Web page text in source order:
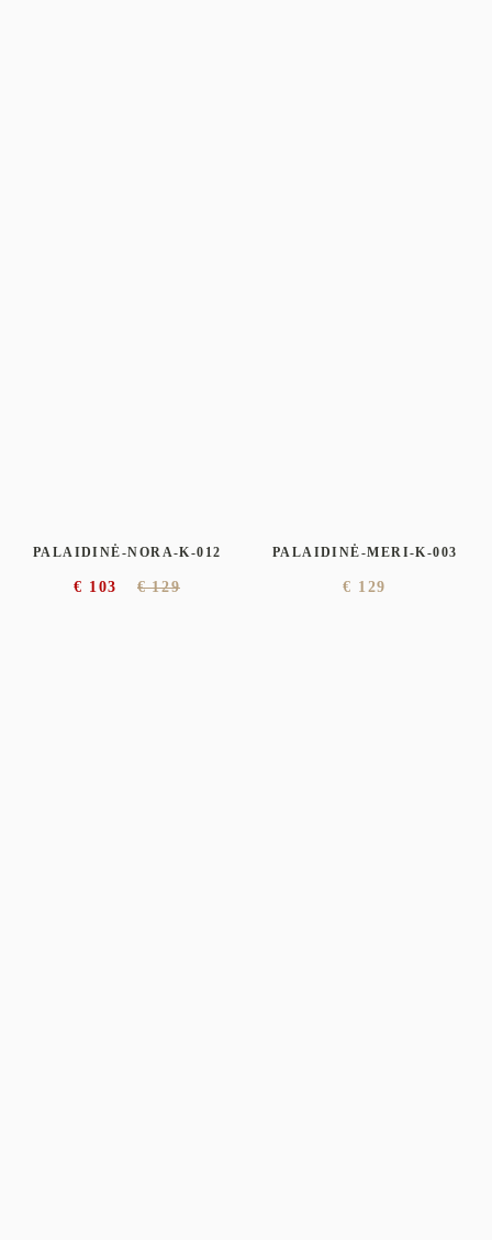
PALAIDINĖ-NORA-K-012
€ 129
€ 103
PALAIDINĖ-MERI-K-003
€ 129